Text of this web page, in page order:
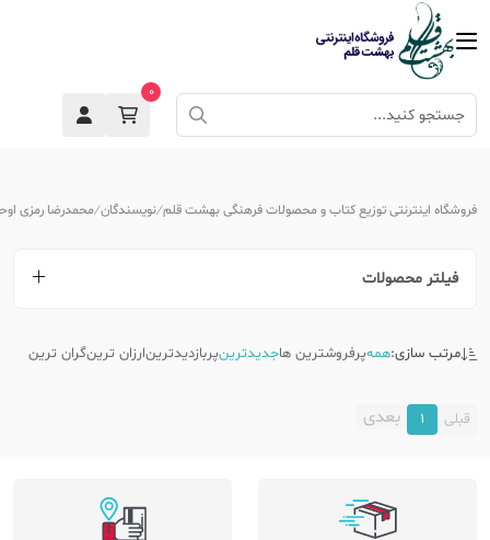
0
فروشگاه اینترنتی توزیع کتاب و محصولات فرهنگی بهشت قلم نویسندگان محمدرضا رمزی
فیلتر محصولات
مرتب سازی:همهپرفروشترین هاجدیدترینپربازدیدترینارزان ترینگران ترین
قبلی 1 بعدی